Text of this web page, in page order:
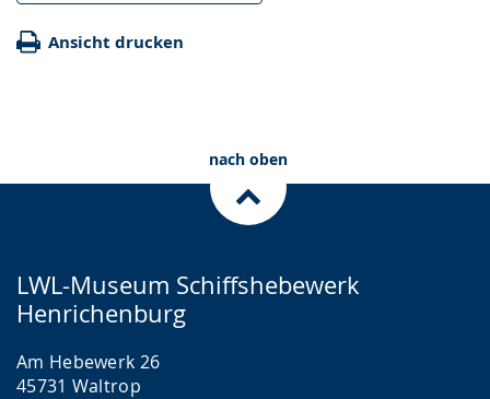
Ansicht drucken
nach oben
LWL-Museum Schiffshebewerk
Henrichenburg
Am Hebewerk 26
45731 Waltrop